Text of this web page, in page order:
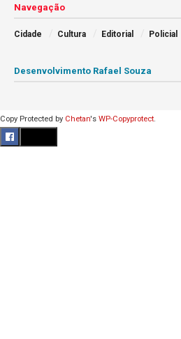
Navegação
Cidade Cultura Editorial Policial
Desenvolvimento Rafael Souza
Copy Protected by Chetan's WP-Copyprotect.